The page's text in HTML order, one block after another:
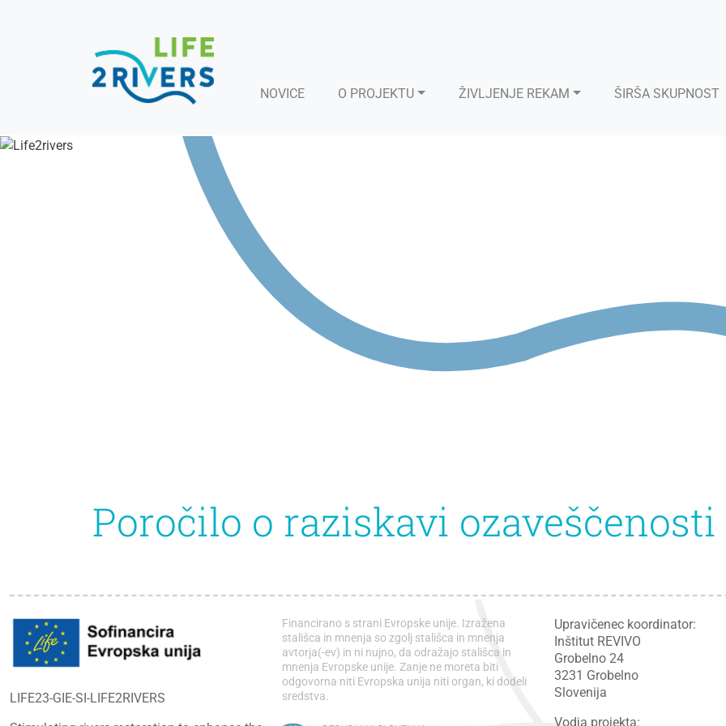
NOVICE O PROJEKTU ŽIVLJENJE REKAM ŠIRŠA SKUPNOST
Poročilo o raziskavi ozaveščenosti
LIFE23-GIE-SI-LIFE2RIVERS
Financirano s strani Evropske unije. Izražena
stališca in mnenja so zgolj stališca in mnenja
avtorja(-ev) in ni nujno, da odražajo stališca in
mnenja Evropske unije. Zanje ne moreta biti
odgovorna niti Evropska unija niti organ, ki dodeli
sredstva.
Upravičenec koordinator:
Inštitut REVIVO
Grobelno 24
3231 Grobelno
Slovenija
Vodja projekta: